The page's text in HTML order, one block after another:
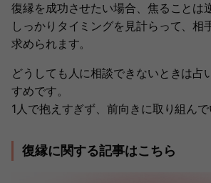
復縁を成功させたい場合、焦ることは
しっかりタイミングを見計らって、相
求められます。
どうしても人に相談できないときは占
すめです。
1人で抱えすぎず、前向きに取り組んで
復縁に関する記事はこちら